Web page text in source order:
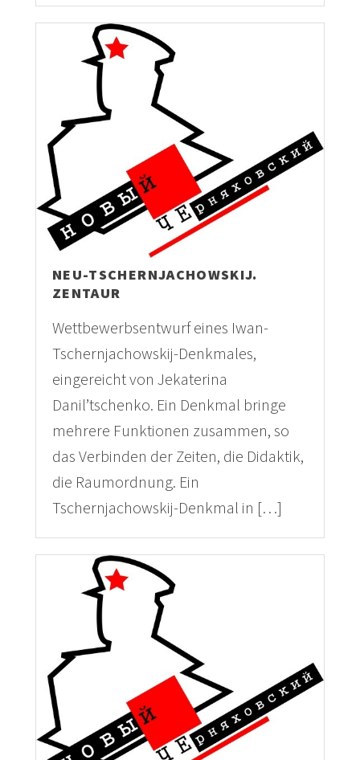
NEU-TSCHERNJACHOWSKIJ.
ZENTAUR
Wettbewerbsentwurf eines Iwan-
Tschernjachowskij-Denkmales,
eingereicht von Jekaterina
Danil’tschenko. Ein Denkmal bringe
mehrere Funktionen zusammen, so
das Verbinden der Zeiten, die Didaktik,
die Raumordnung. Ein
Tschernjachowskij-Denkmal in […]